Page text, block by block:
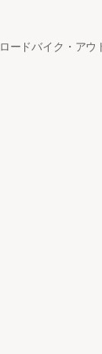
ロードバイク・ア